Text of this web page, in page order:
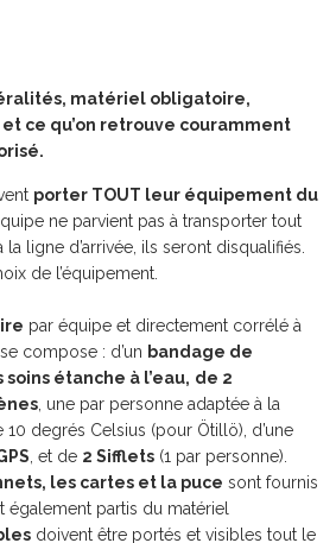
matériel obligatoire,
ce qu’on retrouve couramment
porter TOUT leur équipement du
ne parvient pas à transporter tout
ligne d’arrivée, ils seront disqualifiés.
de l’équipement.
par équipe et directement corrélé à
compose : d’un bandage de
étanche à l’eau, de 2
, une par personne adaptée à la
10 degrés Celsius (pour Ötillö), d’une
, et de 2 Sifflets (1 par personne).
les cartes et la puce sont fournis
également partis du matériel
doivent être portés et visibles tout le